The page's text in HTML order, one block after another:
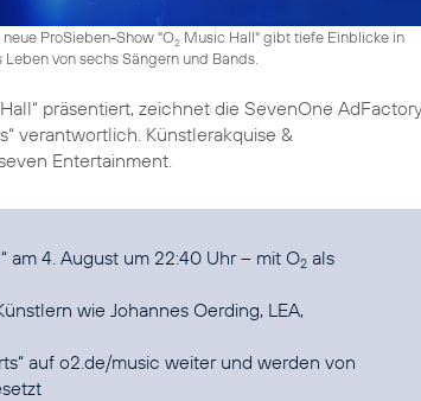
neue ProSieben-Show "O2Music Hall" gibt tiefe Einblicke in
Leben von sechs Sängern und Bands.
präsentiert, zeichnet die SevenOne
verantwortlich. Künstlerakquise &
Entertainment.
am 4. August um 22:40 Uhr – mit O2 als
wie Johannes Oerding, LEA,
auf o2.de/music weiter und werden von